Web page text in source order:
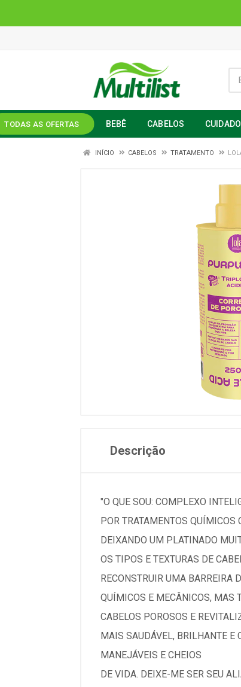
TODAS AS OFERTAS BEBÊ CABELOS
INÍCIO CABELOS TRATAMENTO
Descrição
"O QUE SOU: COMPLEXO
POR TRATAMENTOS QUÍMICOS
DEIXANDO UM PLATINADO
OS TIPOS E TEXTURAS DE
RECONSTRUIR UMA BARREIRA
QUÍMICOS E MECÂNICOS, MAS
CABELOS POROSOS E
MAIS SAUDÁVEL, BRILHANTE E
MANEJÁVEIS E CHEIOS
DE VIDA. DEIXE-ME SER SEU